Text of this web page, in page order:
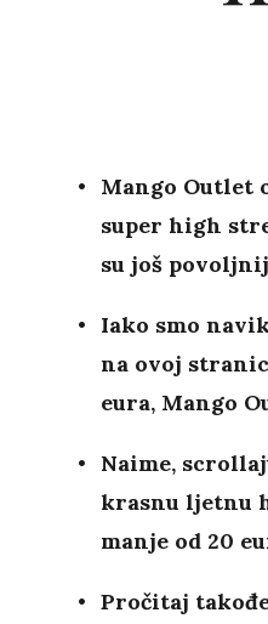
Mango Outlet
super high
su još
Iako smo
na ovoj
eura, Mango
Naime,
krasnu ljetnu
manje od 20
Pročitaj